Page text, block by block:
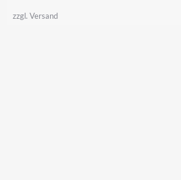
zzgl. Versand